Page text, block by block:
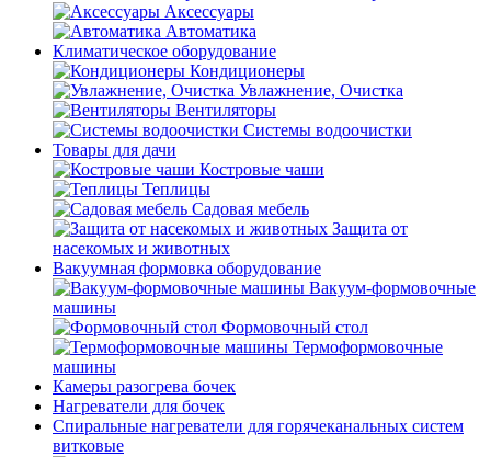
Аксессуары
Автоматика
Климатическое оборудование
Кондиционеры
Увлажнение, Очистка
Вентиляторы
Системы водоочистки
Товары для дачи
Костровые чаши
Теплицы
Садовая мебель
Защита от
насекомых и животных
Вакуумная формовка оборудование
Вакуум-формовочные
машины
Формовочный стол
Термоформовочные
машины
Камеры разогрева бочек
Нагреватели для бочек
Спиральные нагреватели для горячеканальных систем
витковые